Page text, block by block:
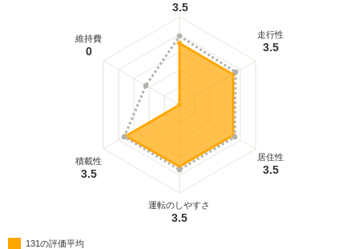
3.5
走行性
3.5
居住性
3.5
運転のしやすさ
3.5
積載性
3.5
維持費
0
131の評価平均